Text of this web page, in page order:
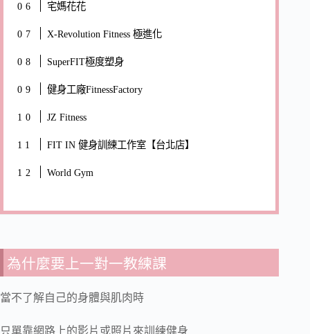
宅媽花花
X-Revolution Fitness 極進化
SuperFIT極度塑身
健身工廠FitnessFactory
JZ Fitness
FIT IN 健身訓練工作室【台北店】
World Gym
為什麼要上一對一教練課
當不了解自己的身體與肌肉時
只單靠網路上的影片或照片來訓練健身